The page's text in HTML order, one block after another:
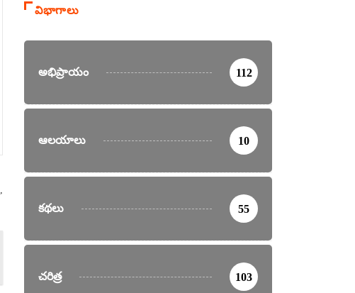
విభాగాలు
అభిప్రాయం 112
ఆలయాలు 10
కథలు 55
చరిత్ర 103